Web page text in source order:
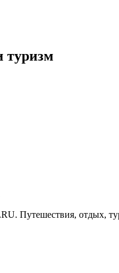
туризм
Путешествия, отдых,